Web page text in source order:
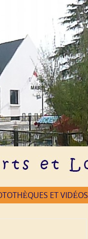
ET VIDÉOS